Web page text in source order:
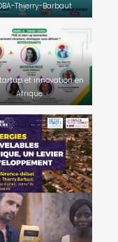
Thierry-Barbaut
et innovation en
Afrique